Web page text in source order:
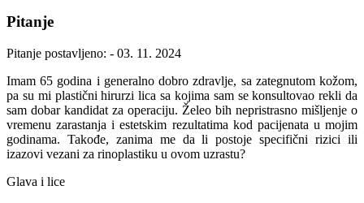
Pitanje
Pitanje postavljeno: - 03. 11. 2024
Imam 65 godina i generalno dobro zdravlje, sa zategnutom kožom,
pa su mi plastični hirurzi lica sa kojima sam se konsultovao rekli da
sam dobar kandidat za operaciju. Želeo bih nepristrasno mišljenje o
vremenu zarastanja i estetskim rezultatima kod pacijenata u mojim
godinama. Takođe, zanima me da li postoje specifični rizici ili
izazovi vezani za rinoplastiku u ovom uzrastu?
Glava i lice